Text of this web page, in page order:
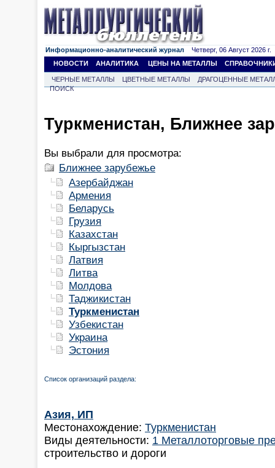
Информационно-аналитический журнал Четверг, 06 Август 2026 г.
НОВОСТИ
АНАЛИТИКА ЦЕНЫ НА МЕТАЛЛЫ
ЧЕРНЫЕ МЕТАЛЛЫ ЦВЕТНЫЕ МЕТАЛЛЫ
ДРАГОЦЕННЫЕ
ПОИСК
Туркменистан, Ближнее
Вы выбрали для просмотра:
Ближнее зарубежье
Азербайджан
Армения
Беларусь
Грузия
Казахстан
Кыргызстан
Латвия
Литва
Молдова
Таджикистан
Туркменистан
Узбекистан
Украина
Эстония
Список организаций раздела:
Азия, ИП
Местонахождение: Туркменистан
Виды деятельности: 1 Металлоторговые
строительство и дороги